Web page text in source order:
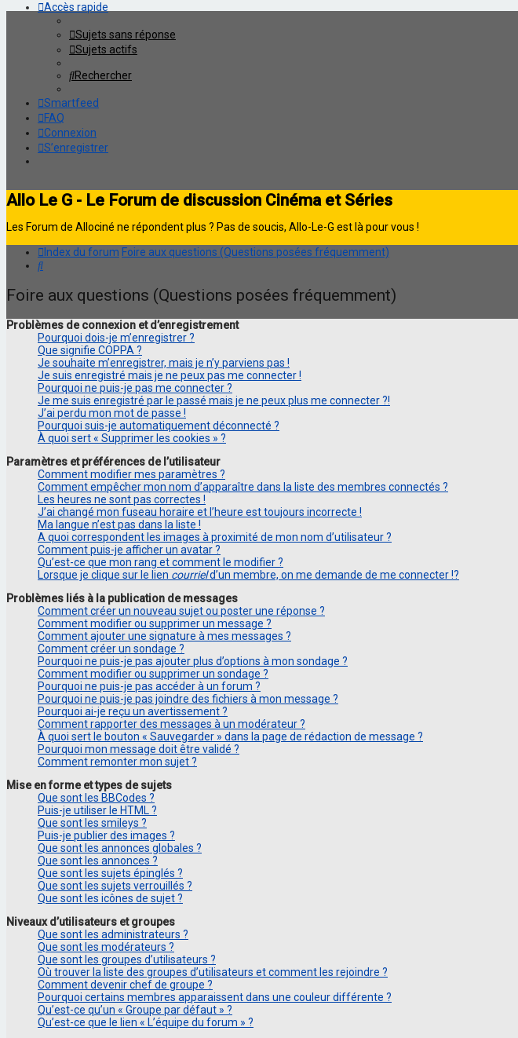
Accès rapide
Sujets sans réponse
Sujets actifs
Rechercher
Smartfeed
FAQ
Connexion
S’enregistrer
Allo Le G - Le Forum de discussion Cinéma et Séries
Les Forum de Allociné ne répondent plus ? Pas de soucis, Allo-Le-G est là pour vous !
Index du forum Foire aux questions (Questions posées fréquemment)
Rechercher
Foire aux questions (Questions posées fréquemment)
Problèmes de connexion et d’enregistrement
Pourquoi dois-je m’enregistrer ?
Que signifie COPPA ?
Je souhaite m’enregistrer, mais je n’y parviens pas !
Je suis enregistré mais je ne peux pas me connecter !
Pourquoi ne puis-je pas me connecter ?
Je me suis enregistré par le passé mais je ne peux plus me connecter ?!
J’ai perdu mon mot de passe !
Pourquoi suis-je automatiquement déconnecté ?
À quoi sert « Supprimer les cookies » ?
Paramètres et préférences de l’utilisateur
Comment modifier mes paramètres ?
Comment empêcher mon nom d’apparaître dans la liste des membres connectés ?
Les heures ne sont pas correctes !
J’ai changé mon fuseau horaire et l’heure est toujours incorrecte !
Ma langue n’est pas dans la liste !
A quoi correspondent les images à proximité de mon nom d’utilisateur ?
Comment puis-je afficher un avatar ?
Qu’est-ce que mon rang et comment le modifier ?
Lorsque je clique sur le lien courrield’un membre, on me demande de me connecter !?
Problèmes liés à la publication de messages
Comment créer un nouveau sujet ou poster une réponse ?
Comment modifier ou supprimer un message ?
Comment ajouter une signature à mes messages ?
Comment créer un sondage ?
Pourquoi ne puis-je pas ajouter plus d’options à mon sondage ?
Comment modifier ou supprimer un sondage ?
Pourquoi ne puis-je pas accéder à un forum ?
Pourquoi ne puis-je pas joindre des fichiers à mon message ?
Pourquoi ai-je reçu un avertissement ?
Comment rapporter des messages à un modérateur ?
À quoi sert le bouton « Sauvegarder » dans la page de rédaction de message ?
Pourquoi mon message doit être validé ?
Comment remonter mon sujet ?
Mise en forme et types de sujets
Que sont les BBCodes ?
Puis-je utiliser le HTML ?
Que sont les smileys ?
Puis-je publier des images ?
Que sont les annonces globales ?
Que sont les annonces ?
Que sont les sujets épinglés ?
Que sont les sujets verrouillés ?
Que sont les icônes de sujet ?
Niveaux d’utilisateurs et groupes
Que sont les administrateurs ?
Que sont les modérateurs ?
Que sont les groupes d’utilisateurs ?
Où trouver la liste des groupes d’utilisateurs et comment les rejoindre ?
Comment devenir chef de groupe ?
Pourquoi certains membres apparaissent dans une couleur différente ?
Qu’est-ce qu’un « Groupe par défaut » ?
Qu’est-ce que le lien « L’équipe du forum » ?